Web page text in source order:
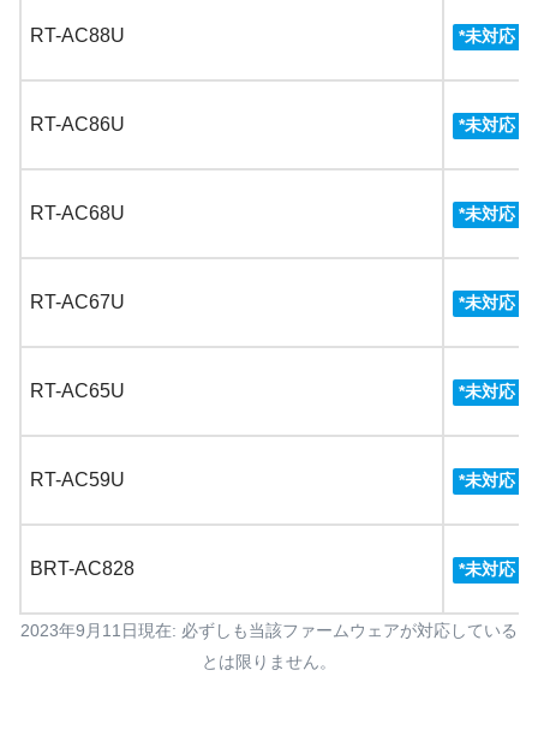
RT-AC88U *未対応
RT-AC86U *未対応
RT-AC68U *未対応
RT-AC67U *未対応
RT-AC65U *未対応
RT-AC59U *未対応
BRT-AC828 *未対応
2023年9月11日現在: 必ずしも当該ファームウェアが対応している
とは限りません。